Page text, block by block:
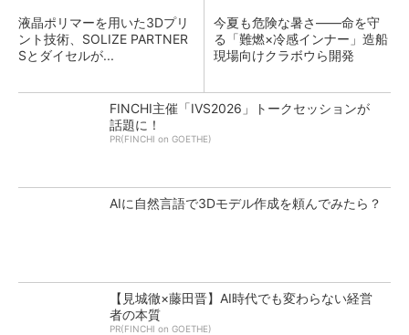
液晶ポリマーを用いた3Dプリ
ント技術、SOLIZE PARTNER
Sとダイセルが...
今夏も危険な暑さ――命を守
る「難燃×冷感インナー」造船
現場向けクラボウら開発
FINCHI主催「IVS2026」トークセッションが
話題に！
PR(FINCHI on GOETHE)
AIに自然言語で3Dモデル作成を頼んでみたら？
【見城徹×藤田晋】AI時代でも変わらない経営
者の本質
PR(FINCHI on GOETHE)